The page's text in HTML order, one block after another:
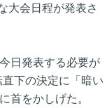
大会日程が発表さ
日発表する必要が
下の決定に「暗い
首をかしげた。